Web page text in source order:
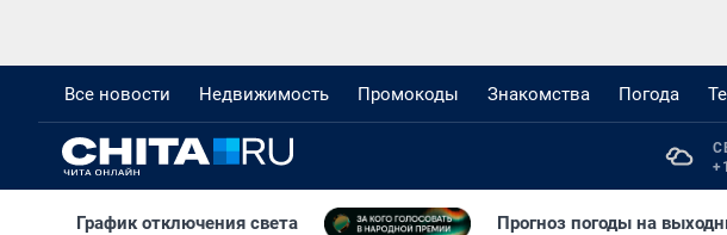
Все новости Недвижимость Промокоды Знакомства Погода
График отключения света Прогноз погоды на